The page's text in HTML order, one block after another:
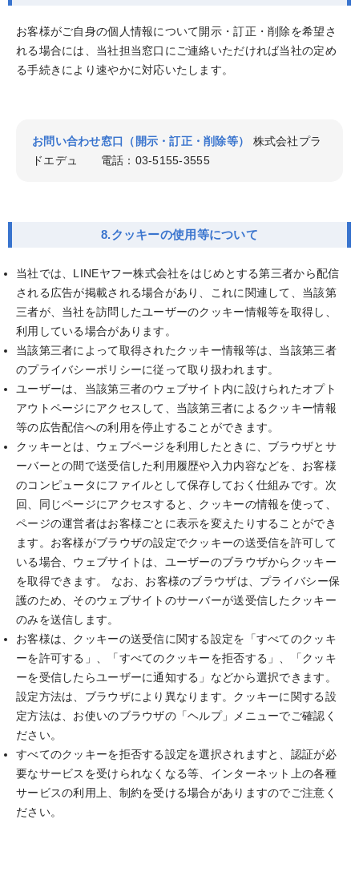
お客様がご自身の個人情報について開示・訂正・削除を希望さ
れる場合には、当社担当窓口にご連絡いただければ当社の定め
る手続きにより速やかに対応いたします。
お問い合わせ窓口（開示・訂正・削除等）
株式会社プラ
ドエデュ 電話：03-5155-3555
8.クッキーの使用等について
当社では、LINEヤフー株式会社をはじめとする第三者から配信
される広告が掲載される場合があり、これに関連して、当該第
三者が、当社を訪問したユーザーのクッキー情報等を取得し、
利用している場合があります。
当該第三者によって取得されたクッキー情報等は、当該第三者
のプライバシーポリシーに従って取り扱われます。
ユーザーは、当該第三者のウェブサイト内に設けられたオプト
アウトページにアクセスして、当該第三者によるクッキー情報
等の広告配信への利用を停止することができます。
クッキーとは、ウェブページを利用したときに、ブラウザとサ
ーバーとの間で送受信した利用履歴や入力内容などを、お客様
のコンピュータにファイルとして保存しておく仕組みです。次
回、同じページにアクセスすると、クッキーの情報を使って、
ページの運営者はお客様ごとに表示を変えたりすることができ
ます。お客様がブラウザの設定でクッキーの送受信を許可して
いる場合、ウェブサイトは、ユーザーのブラウザからクッキー
を取得できます。 なお、お客様のブラウザは、プライバシー保
護のため、そのウェブサイトのサーバーが送受信したクッキー
のみを送信します。
お客様は、クッキーの送受信に関する設定を「すべてのクッキ
ーを許可する」、「すべてのクッキーを拒否する」、「クッキ
ーを受信したらユーザーに通知する」などから選択できます。
設定方法は、ブラウザにより異なります。クッキーに関する設
定方法は、お使いのブラウザの「ヘルプ」メニューでご確認く
ださい。
すべてのクッキーを拒否する設定を選択されますと、認証が必
要なサービスを受けられなくなる等、インターネット上の各種
サービスの利用上、制約を受ける場合がありますのでご注意く
ださい。